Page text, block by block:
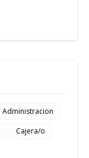
Administracion
Cajera/o